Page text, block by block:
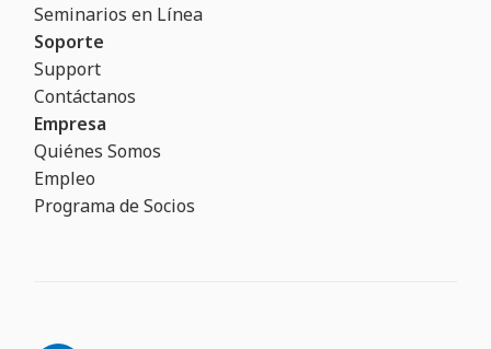
Seminarios en Línea
Soporte
Support
Contáctanos
Empresa
Quiénes Somos
Empleo
Programa de Socios